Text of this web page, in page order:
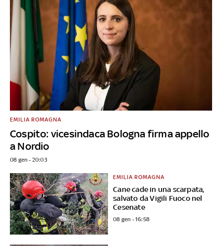
Cospito: vicesindaca Bologna firma appello
a Nordio
EMILIA ROMAGNA
08 gen - 20:03
Cane cade in una scarpata,
salvato da Vigili Fuoco nel
Cesenate
EMILIA ROMAGNA
08 gen - 16:58